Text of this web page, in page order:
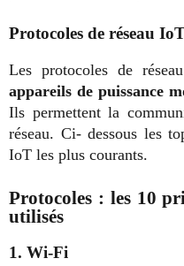
Protocoles de réseau
Les protocoles de
appareils de puissance
Ils permettent la
réseau. Ci- dessous les
IoT les plus courants.
Protocoles : les 10
utilisés
1. Wi-Fi